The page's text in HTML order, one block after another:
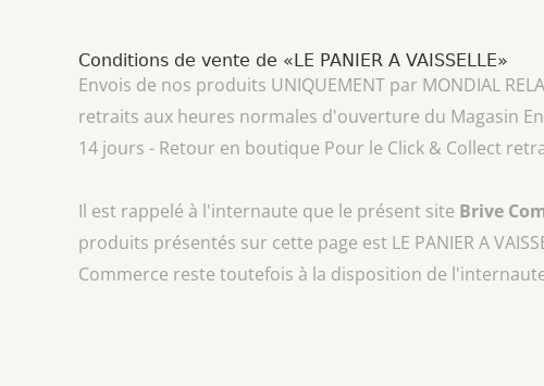
Conditions de vente de «LE PANIER A VAISSELLE»
Envois de nos produits UNIQUEMENT par MONDIAL
retraits aux heures normales d'ouverture du Magasin
14 jours - Retour en boutique Pour le Click & Collect
Il est rappelé à l'internaute que le présent site Brive
produits présentés sur cette page est LE PANIER A
Commerce reste toutefois à la disposition de